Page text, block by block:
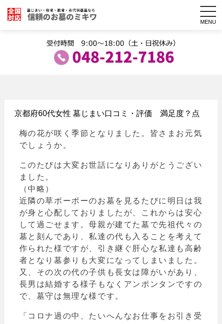
MENU
京都府60代女性 墓じまい口コミ・評価 満足度？点
梅の花が咲く季節となりました。皆さまお元気
でしょうか。
このたびは大変お世話になりありがとうござい
ました。
（中略）
近隣の草ボーボーのお墓を見るたびに明日は我
が身と心配しておりましたが、これからは安心
して過ごせます。母親が建てた墓で先祖代々の
墓と刻んであり、私達の代も入ることを考えて
作られた様ですが、引き継ぐ肝心な私達も高齢
者となり墓参りも大変になってしまいました。
又、その次の代の子供も長女は障がいがあり、
長男は結婚する様子もなくアンポンタンですの
で、墓守は無理な様です。
「コロナ過の中、たいへんなお仕事をお引き受